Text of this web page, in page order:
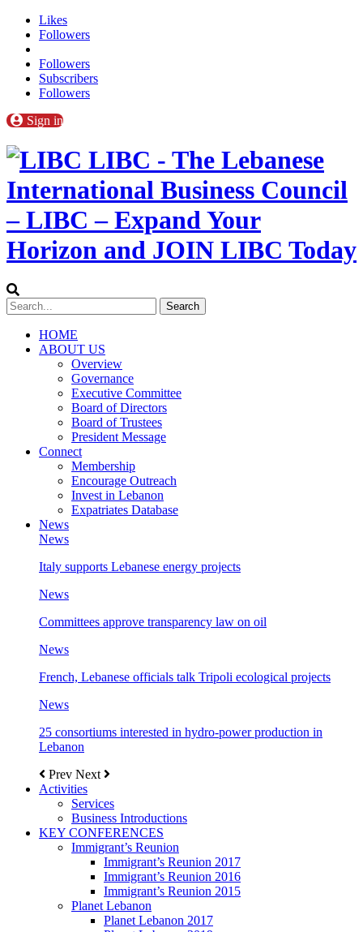
Likes
Followers
Followers
Subscribers
Followers
Sign in
LIBC - The Lebanese
International Business Council
– LIBC – Expand Your
Horizon and JOIN LIBC Today
HOME
ABOUT US
Overview
Governance
Executive Committee
Board of Directors
Board of Trustees
President Message
Connect
Membership
Encourage Outreach
Invest in Lebanon
Expatriates Database
News
News
Italy supports Lebanese energy projects
News
Committees approve transparency law on oil
News
French, Lebanese officials talk Tripoli ecological projects
News
25 consortiums interested in hydro-power production in
Lebanon
Prev Next
Activities
Services
Business Introductions
KEY CONFERENCES
Immigrant’s Reunion
Immigrant’s Reunion 2017
Immigrant’s Reunion 2016
Immigrant’s Reunion 2015
Planet Lebanon
Planet Lebanon 2017